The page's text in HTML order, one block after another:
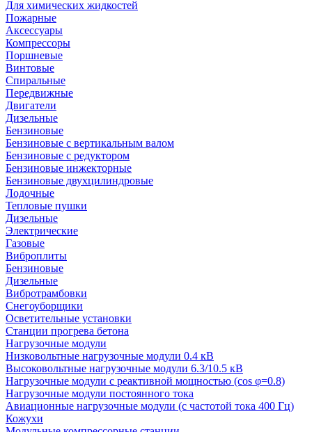
Для химических жидкостей
Пожарные
Аксессуары
Компрессоры
Поршневые
Винтовые
Спиральные
Передвижные
Двигатели
Дизельные
Бензиновые
Бензиновые с вертикальным валом
Бензиновые с редуктором
Бензиновые инжекторные
Бензиновые двухцилиндровые
Лодочные
Тепловые пушки
Дизельные
Электрические
Газовые
Виброплиты
Бензиновые
Дизельные
Вибротрамбовки
Снегоуборщики
Осветительные установки
Станции прогрева бетона
Нагрузочные модули
Низковольтные нагрузочные модули 0.4 кВ
Высоковольтные нагрузочные модули 6.3/10.5 кВ
Нагрузочные модули с реактивной мощностью (cos φ=0.8)
Нагрузочные модули постоянного тока
Авиационные нагрузочные модули (с частотой тока 400 Гц)
Кожухи